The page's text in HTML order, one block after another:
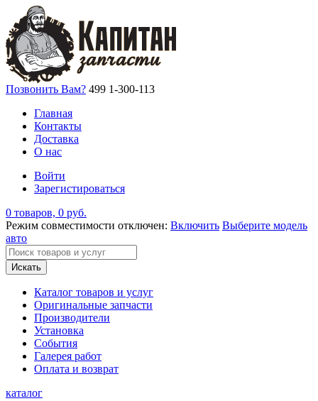
Позвонить Вам? 499 1-300-113
Главная
Контакты
Доставка
О нас
Войти
Зарегистироваться
0 товаров, 0 руб.
Режим совместимости отключен: Включить Выберите модель
авто
Искать
Каталог товаров и услуг
Оригинальные запчасти
Производители
Установка
События
Галерея работ
Оплата и возврат
каталог